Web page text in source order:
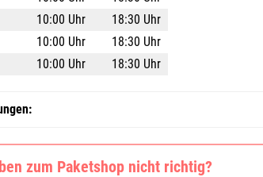
10:00 Uhr
18:30 Uhr
10:00 Uhr
18:30 Uhr
10:00 Uhr 18:30 Uhr
zum Paketshop nicht richtig?